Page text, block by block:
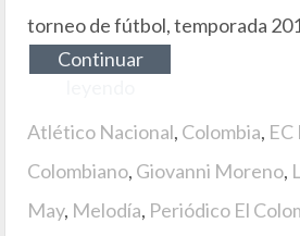
torneo de fútbol, temporada
Continuar
Atlético Nacional, Colombia,
Colombiano, Giovanni Moreno,
May, Melodía, Periódico El